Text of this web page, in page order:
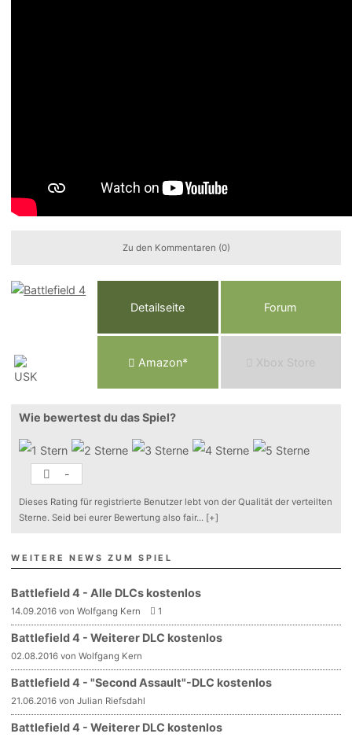
Zu den Kommentaren (0)
Detailseite Forum
Amazon* Xbox Store
Wie bewertest du das Spiel?
-
Dieses Rating für registrierte Benutzer lebt von der Qualität der verteilten
Sterne. Seid bei eurer Bewertung also fair... [+]
WEITERE NEWS ZUM SPIEL
Battlefield 4 - Alle DLCs kostenlos
14.09.2016 von Wolfgang Kern 1
Battlefield 4 - Weiterer DLC kostenlos
02.08.2016 von Wolfgang Kern
Battlefield 4 - "Second Assault"-DLC kostenlos
21.06.2016 von Julian Riefsdahl
Battlefield 4 - Weiterer DLC kostenlos